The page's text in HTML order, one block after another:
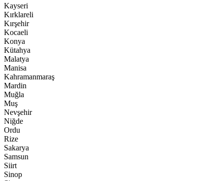
Kayseri
Kırklareli
Kırşehir
Kocaeli
Konya
Kütahya
Malatya
Manisa
Kahramanmaraş
Mardin
Muğla
Muş
Nevşehir
Niğde
Ordu
Rize
Sakarya
Samsun
Siirt
Sinop